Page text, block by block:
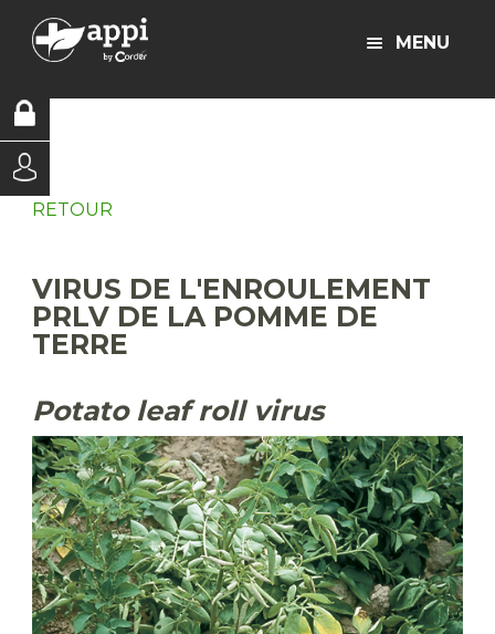
MENU
RETOUR
VIRUS DE L'ENROULEMENT
PRLV DE LA POMME DE
TERRE
Potato leaf roll virus